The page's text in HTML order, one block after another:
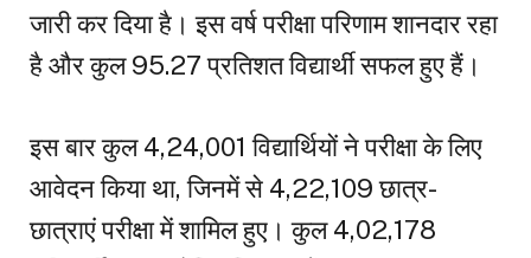
जारी कर दिया है। इस वर्ष परीक्षा परिणाम शानदार रहा
है और कुल 95.27 प्रतिशत विद्यार्थी सफल हुए हैं।
इस बार कुल 4,24,001 विद्यार्थियों ने परीक्षा के लिए
आवेदन किया था, जिनमें से 4,22,109 छात्र-
छात्राएं परीक्षा में शामिल हुए। कुल 4,02,178